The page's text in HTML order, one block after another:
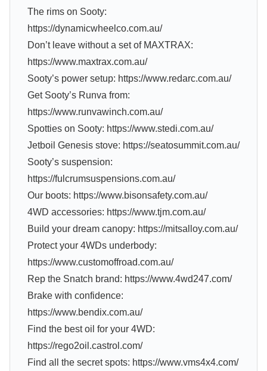
The rims on Sooty:
https://dynamicwheelco.com.au/
Don’t leave without a set of MAXTRAX:
https://www.maxtrax.com.au/
Sooty’s power setup: https://www.redarc.com.au/
Get Sooty’s Runva from:
https://www.runvawinch.com.au/
Spotties on Sooty: https://www.stedi.com.au/
Jetboil Genesis stove: https://seatosummit.com.au/
Sooty’s suspension:
https://fulcrumsuspensions.com.au/
Our boots: https://www.bisonsafety.com.au/
4WD accessories: https://www.tjm.com.au/
Build your dream canopy: https://mitsalloy.com.au/
Protect your 4WDs underbody:
https://www.customoffroad.com.au/
Rep the Snatch brand: https://www.4wd247.com/
Brake with confidence:
https://www.bendix.com.au/
Find the best oil for your 4WD:
https://rego2oil.castrol.com/
Find all the secret spots: https://www.vms4x4.com/